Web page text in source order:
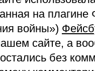
на
войны»)
сайте, а
без